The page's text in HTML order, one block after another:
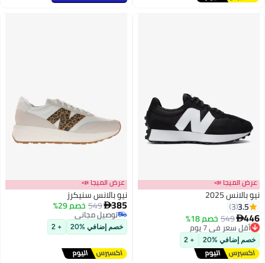
خصم 18%
يوم
يوم
+ 2
عرض الميجا 📣
نيو بالانس سنيكرز
خصم 29%
أقل سعر في السنة
توصيل مجاني
أقل سعر في السنة
خصم إضافي %20 + 2